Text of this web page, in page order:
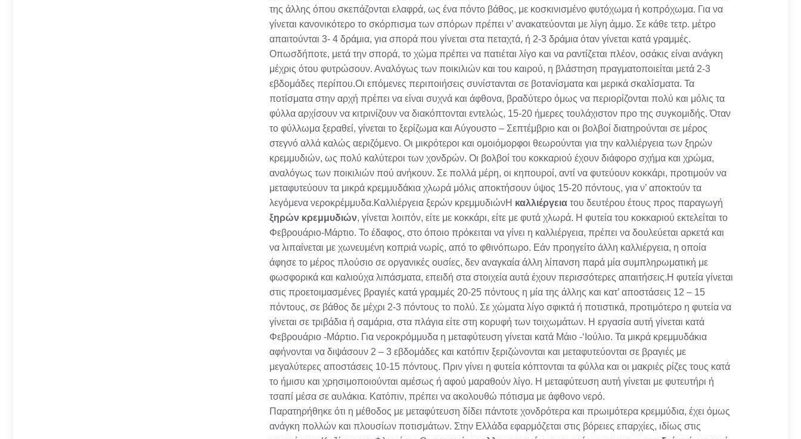
της άλλης όπου σκεπάζονται ελαφρά, ως ένα πόντο βάθος, με κοσκινισμένο φυτόχωμα ή κοπρόχωμα. Για να
γίνεται κανονικότερο το σκόρπισμα των σπόρων πρέπει ν’ ανακατεύονται με λίγη άμμο. Σε κάθε τετρ. μέτρο
απαιτούνται 3- 4 δράμια, για σπορά που γίνεται στα πεταχτά, ή 2-3 δράμια όταν γίνεται κατά γραμμές.
Οπωσδήποτε, μετά την σπορά, το χώμα πρέπει να πατιέται λίγο και να ραντίζεται πλέον, οσάκις είναι ανάγκη
μέχρις ότου φυτρώσουν. Αναλόγως των ποικιλιών και του καιρού, η βλάστηση πραγματοποιείται μετά 2-3
εβδομάδες περίπου.Οι επόμενες περιποιήσεις συνίστανται σε βοτανίσματα και μερικά σκαλίσματα. Τα
ποτίσματα στην αρχή πρέπει να είναι συχνά και άφθονα, βραδύτερο όμως να περιορίζονται πολύ και μόλις τα
φύλλα αρχίσουν να κιτρινίζουν να διακόπτονται εντελώς, 15-20 ήμερες τουλάχιστον προ της συγκομιδής. Όταν
το φύλλωμα ξεραθεί, γίνεται το ξερίζωμα και Αύγουστο – Σεπτέμβριο και οι βολβοί διατηρούνται σε μέρος
στεγνό αλλά καλώς αεριζόμενο. Οι μικρότεροι και ομοιόμορφοι θεωρούνται για την καλλιέργεια των ξηρών
κρεμμυδιών, ως πολύ καλύτεροι των χονδρών. Οι βολβοί του κοκκαριού έχουν διάφορο σχήμα και χρώμα,
αναλόγως των ποικιλιών πού ανήκουν. Σε πολλά μέρη, οι κηπουροί, αντί να φυτεύουν κοκκάρι, προτιμούν να
μεταφυτεύουν τα μικρά κρεμμυδάκια χλωρά μόλις αποκτήσουν ύψος 15-20 πόντους, για ν’ αποκτούν τα
λεγόμενα νεροκρέμμυδα.Καλλιέργεια ξερών κρεμμυδιώνΗ καλλιέργεια του δευτέρου έτους προς παραγωγή
ξηρών κρεμμυδιών, γίνεται λοιπόν, είτε με κοκκάρι, είτε με φυτά χλωρά. Η φυτεία του κοκκαριού εκτελείται το
Φεβρουάριο-Μάρτιο. Το έδαφος, στο όποιο πρόκειται να γίνει η καλλιέργεια, πρέπει να δουλεύεται αρκετά και
να λιπαίνεται με χωνευμένη κοπριά νωρίς, από το φθινόπωρο. Εάν προηγείτο άλλη καλλιέργεια, η οποία
άφησε το μέρος πλούσιο σε οργανικές ουσίες, δεν αναγκαία άλλη λίπανση παρά μία συμπληρωματική με
φωσφορικά και καλιούχα λιπάσματα, επειδή στα στοιχεία αυτά έχουν περισσότερες απαιτήσεις.Η φυτεία γίνεται
στις προετοιμασμένες βραγιές κατά γραμμές 20-25 πόντους η μία της άλλης και κατ’ αποστάσεις 12 – 15
πόντους, σε βάθος δε μέχρι 2-3 πόντους το πολύ. Σε χώματα λίγο σφικτά ή ποτιστικά, προτιμότερο η φυτεία να
γίνεται σε τριβάδια ή σαμάρια, στα πλάγια είτε στη κορυφή των τοιχωμάτων. Η εργασία αυτή γίνεται κατά
Φεβρουάριο -Μάρτιο. Για νεροκρόμμυδα η μεταφύτευση γίνεται κατά Μάιο -‘Ιούλιο. Τα μικρά κρεμμυδάκια
αφήνονται να διψάσουν 2 – 3 εβδομάδες και κατόπιν ξεριζώνονται και μεταφυτεύονται σε βραγιές με
μεγαλύτερες αποστάσεις 10-15 πόντους. Πριν γίνει η φυτεία κόπτονται τα φύλλα και οι μακριές ρίζες τους κατά
το ήμισυ και χρησιμοποιούνται αμέσως ή αφού μαραθούν λίγο. Η μεταφύτευση αυτή γίνεται με φυτευτήρι ή
τσαπί μέσα σε αυλάκια. Κατόπιν, πρέπει να ακολουθώ πότισμα με άφθονο νερό.
Παρατηρήθηκε ότι η μέθοδος με μεταφύτευση δίδει πάντοτε χονδρότερα και πρωιμότερα κρεμμύδια, έχει όμως
ανάγκη πολλών και πλουσίων ποτισμάτων. Στην Ελλάδα εφαρμόζεται στις βόρειες επαρχίες, ιδίως στις